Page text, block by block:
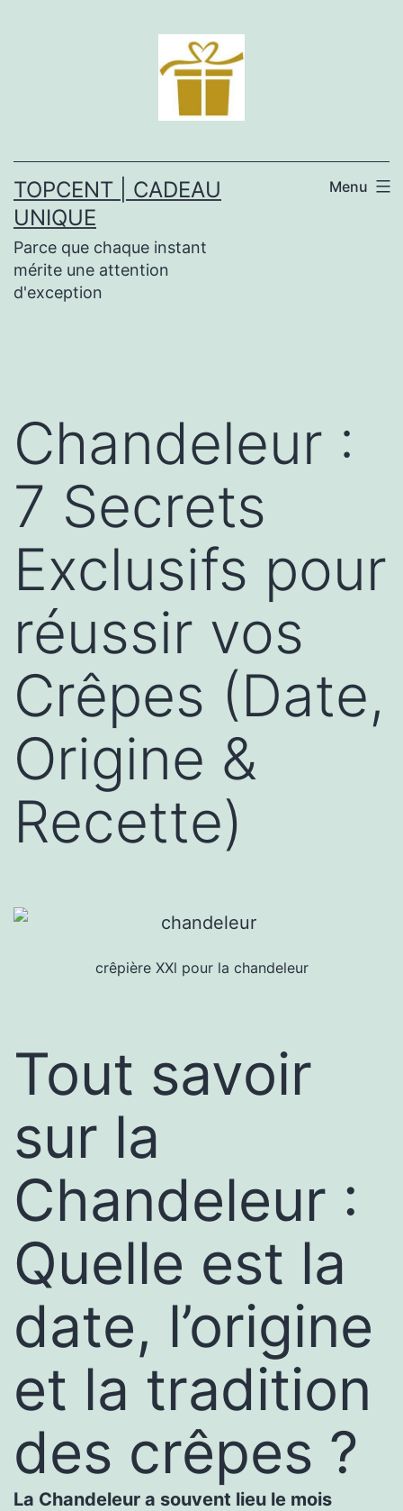
TOPCENT | CADEAU
UNIQUE
Parce que chaque instant
mérite une attention
d'exception
Menu
Chandeleur :
7 Secrets
Exclusifs pour
réussir vos
Crêpes (Date,
Origine &
Recette)
crêpière XXl pour la chandeleur
Tout savoir
sur la
Chandeleur :
Quelle est la
date, l’origine
et la tradition
des crêpes ?
La Chandeleur a souvent lieu le mois